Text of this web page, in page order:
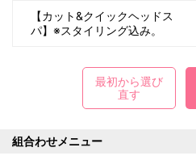
【カット&クイックヘッドス
パ】※スタイリング込み。
最初から選び
直す
組合わせメニュー